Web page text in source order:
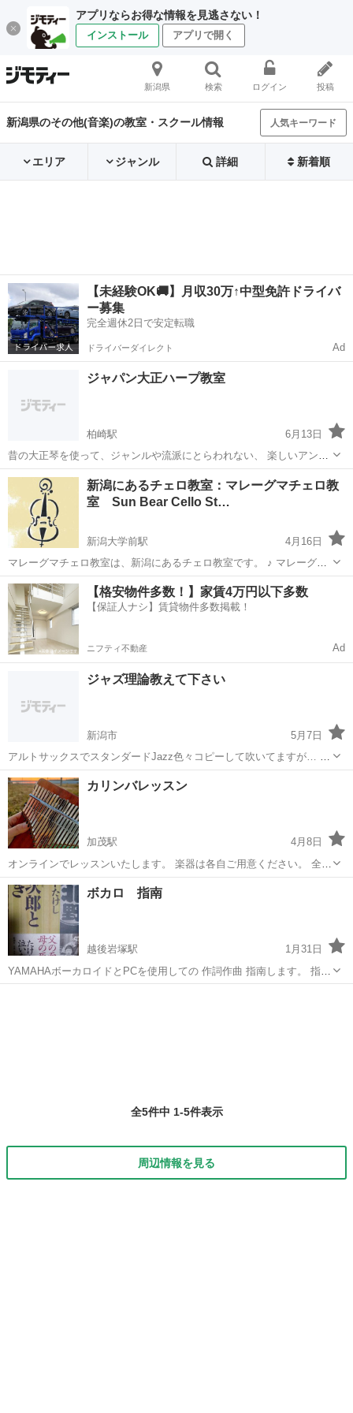
アプリならお得な情報を見逃さない！
インストール アプリで開く
新潟県 検索 ログイン 投稿
新潟県のその他(音楽)の教室・スクール情報 人気キーワード
エリア ジャンル 詳細 新着順
【未経験OK🚚】月収30万↑中型免許ドライバ
ー募集
完全週休2日で安定転職
ドライバーダイレクト Ad
ジャパン大正ハープ教室
柏崎駅
6月13日
昔の大正琴を使って、ジャンルや流派にとらわれない、 楽しいアンサ
ンブル教室です。 柏崎市で、日曜日、水曜日とグループまたは、個
人レッスンをしながら、 レッスン後は仲間と楽しいお茶会を一緒に
しませんか？ 無料体験募集中です。
新潟 柏崎市 柏崎駅 ハープ
新潟にあるチェロ教室：マレーグマチェロ教
室 Sun Bear Cello St…
新潟大学前駅
4月16日
マレーグマチェロ教室は、新潟にあるチェロ教室です。 ♪ マレーグマ
チェロ教室の特徴 ① 楽譜が読めなくても楽器が初めてでも大丈夫で
す。 ② レッスンは個人レッスンです。 ③ 入会費・退会費・発表会の
強制参加は...
新潟 新潟市 新潟大学前駅 その他 チェロ
【格安物件多数！】家賃4万円以下多数
【保証人ナシ】賃貸物件多数掲載！
ニフティ不動産 Ad
ジャズ理論教えて下さい
新潟市
5月7日
アルトサックスでスタンダードJazz色々コピーして吹いてますが… 飽
きるというか、少し展開したいと思っています。コード進行と各コー
ド上で使うスケールなど教えて下さる方探しています… メールやライ
ンでどうでしょうか？？ ...
新潟 新潟市 その他
カリンバレッスン
加茂駅
4月8日
オンラインでレッスンいたします。 楽器は各自ご用意ください。 全く
の入門でも楽器の買い方や、教本のおすすめもお教えいたします。 カ
リンバは17音タイプ、楽譜は市販品をオススメしております。 入門レ
ベル 楽器と教本を...
新潟 加茂市 その他
ボカロ 指南
越後岩塚駅
1月31日
YAMAHAボーカロイドとPCを使用しての 作詞作曲 指南します。 指南
の特性上、メッセージでの相談は困難な物ですので、 必ず、まずは電
全5件中 1-5件表示
周辺情報を見る